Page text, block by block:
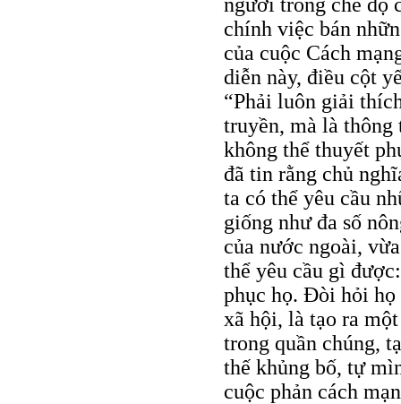
chính việc bán
của cuộc Cách
diễn này, điều cột
“Phải luôn giải
truyền, mà là
không thể thuyết
đã tin rằng chủ
ta có thể yêu cầu
giống như đa số
của nước ngoài,
thể yêu cầu gì
phục họ. Đòi hỏi họ
xã hội, là tạo ra
trong quần chúng,
thế khủng bố, tự
cuộc phản cách